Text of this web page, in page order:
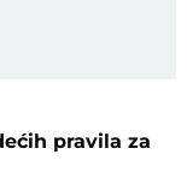
pravila za